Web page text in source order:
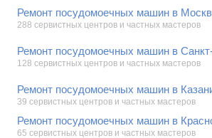
Ремонт посудомоечных машин в
288 сервистных центров и частных мастеров
Ремонт посудомоечных машин в
128 сервистных центров и частных мастеров
Ремонт посудомоечных машин в
39 сервистных центров и частных мастеров
Ремонт посудомоечных машин в
65 сервистных центров и частных мастеров